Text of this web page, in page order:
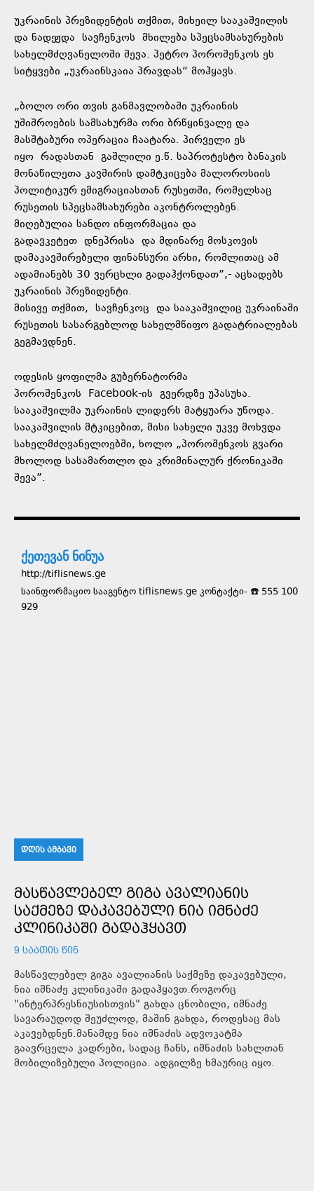
უკრაინის პრეზიდენტის თქმით, მიხეილ სააკაშვილის
და ნადეჟდა სავჩენკოს მხილება სპეცსამსახურების
სახელმძღვანელოში შევა. პეტრო პოროშენკოს ეს
სიტყვები „უკრაინსკაია პრავდას“ მოჰყავს.
„ბოლო ორი თვის განმავლობაში უკრაინის
უშიშროების სამსახურმა ორი ბრწყინვალე და
მასშტაბური ოპერაცია ჩაატარა. პირველი ეს
იყო რადასთან გაშლილი ე.წ. საპროტესტო ბანაკის
მონაწილეთა კავშირის დამტკიცება მალოროსიის
პოლიტიკურ ემიგრაციასთან რუსეთში, რომელსაც
რუსეთის სპეცსამსახურები აკონტროლებენ.
მიღებულია სანდო ინფორმაცია და
გადავკეტეთ დნეპრისა და მდინარე მოსკოვის
დამაკავშირებელი ფინანსური არხი, რომლითაც ამ
ადამიანებს 30 ვერცხლი გადაჰქონდათ”,- აცხადებს
უკრაინის პრეზიდენტი.
მისივე თქმით, სავჩენკოც და სააკაშვილიც უკრაინაში
რუსეთის სასარგებლოდ სახელმწიფო გადატრიალებას
გეგმავდნენ.
ოდესის ყოფილმა გუბერნატორმა
პოროშენკოს Facebook-ის გვერდზე უპასუხა.
სააკაშვილმა უკრაინის ლიდერს მატყუარა უწოდა.
სააკაშვილის მტკიცებით, მისი სახელი უკვე მოხვდა
სახელმძღვანელოებში, ხოლო „პოროშენკოს გვარი
მხოლოდ სასამართლო და კრიმინალურ ქრონიკაში
შევა”.
ქეთევან ნინუა
http://tiflisnews.ge
საინფორმაციო სააგენტო tiflisnews.ge კონტაქტი- ☎️ 555 100
929
ᲓᲦᲘᲡ ᲐᲛᲑᲐᲕᲘ
ᲛᲐᲡᲬᲐᲕᲚᲔᲑᲔᲚ ᲒᲘᲒᲐ ᲐᲕᲐᲚᲘᲐᲜᲘᲡ
ᲡᲐᲥᲛᲔᲖᲔ ᲓᲐᲙᲐᲕᲔᲑᲣᲚᲘ ᲜᲘᲐ ᲘᲛᲜᲐᲫᲔ
ᲙᲚᲘᲜᲘᲙᲐᲨᲘ ᲒᲐᲓᲐᲰᲧᲐᲕᲗ
9 ᲡᲐᲐᲗᲘᲡ ᲬᲘᲜ
მასწავლებელ გიგა ავალიანის საქმეზე დაკავებული,
ნია იმნაძე კლინიკაში გადაჰყავთ.როგორც
"ინტერპრესნიუსისთვის" გახდა ცნობილი, იმნაძე
სავარაუდოდ შეუძლოდ, მაშინ გახდა, როდესაც მას
აკავებდნენ.მანამდე ნია იმნაძის ადვოკატმა
გაავრცელა კადრები, სადაც ჩანს, იმნაძის სახლთან
მობილიზებული პოლიცია. ადგილზე ხმაურიც იყო.